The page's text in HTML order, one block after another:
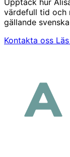
värdefull tid och
gällande
Kontakta oss